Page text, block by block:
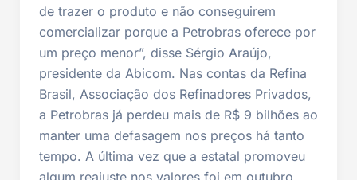
de trazer o produto e não conseguirem
comercializar porque a Petrobras oferece por
um preço menor”, disse Sérgio Araújo,
presidente da Abicom. Nas contas da Refina
Brasil, Associação dos Refinadores Privados,
a Petrobras já perdeu mais de R$ 9 bilhões ao
manter uma defasagem nos preços há tanto
tempo. A última vez que a estatal promoveu